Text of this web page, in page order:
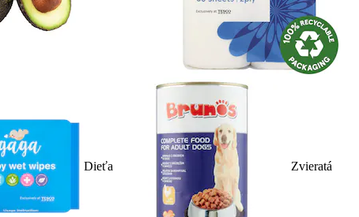
Dieťa Zvieratá